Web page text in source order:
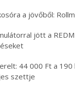
a jövőből:
jött a
44 000 Ft a
szettje